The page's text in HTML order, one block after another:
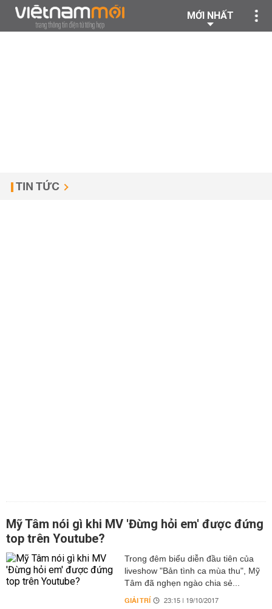
MỚI NHẤT
TIN TỨC
Mỹ Tâm nói gì khi MV 'Đừng hỏi em' được đứng
top trên Youtube?
Trong đêm biểu diễn đầu tiên của
liveshow "Bản tình ca mùa thu", Mỹ
Tâm đã nghẹn ngào chia sẻ...
GIẢI TRÍ 23:15 | 19/10/2017